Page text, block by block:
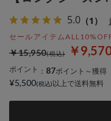
5.0 （1）
セールアイテム
￥
￥15,950
ポイント ： 87ポイント～獲得
¥5,500 以上で送料無料